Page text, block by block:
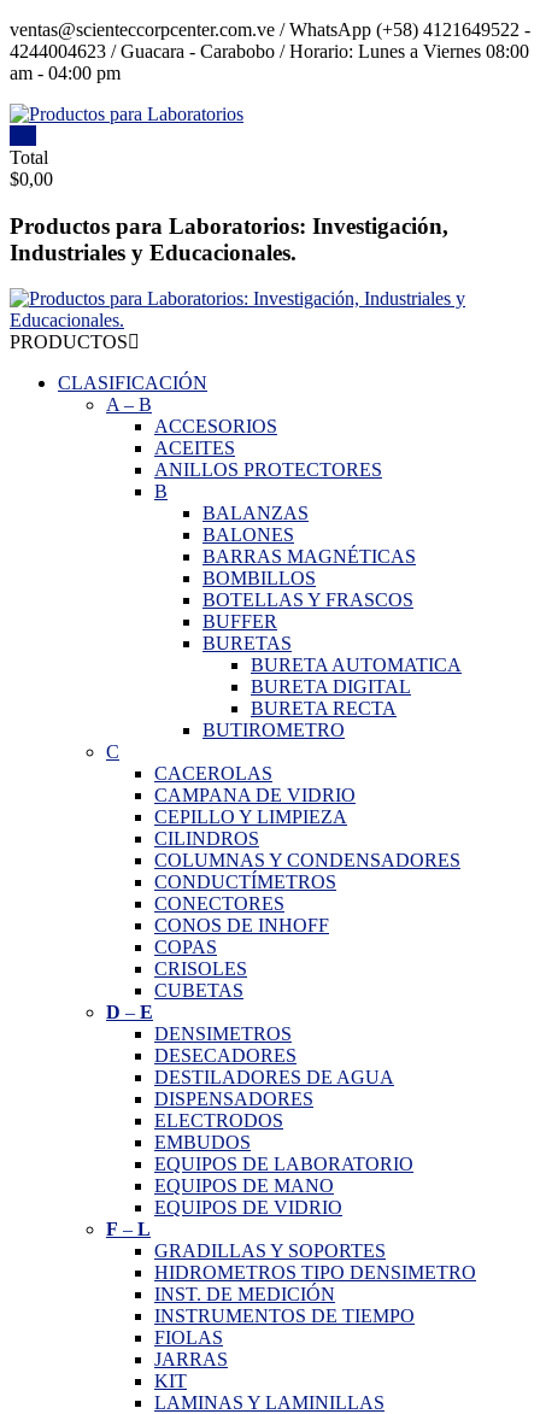
Saltar
contenido
ventas@scienteccorpcenter.com.ve / WhatsApp (+58) 4121649522 -
4244004623 / Guacara - Carabobo / Horario: Lunes a Viernes 08:00
am - 04:00 pm
Productos
para
Laboratorios
Investigación,
y
Educacionales.
Total
$0,00
Productos para Laboratorios: Investigación,
Industriales y Educacionales.
PRODUCTOS
CLASIFICACIÓN
A– B
ACCESORIOS
ACEITES
ANILLOS PROTECTORES
B
BALANZAS
BALONES
BARRAS MAGNÉTICAS
BOMBILLOS
BOTELLAS Y FRASCOS
BUFFER
BURETAS
BURETA AUTOMATICA
BURETA DIGITAL
BURETA RECTA
BUTIROMETRO
C
CACEROLAS
CAMPANA DE VIDRIO
CEPILLO Y LIMPIEZA
CILINDROS
COLUMNAS Y CONDENSADORES
CONDUCTÍMETROS
CONECTORES
CONOS DE INHOFF
COPAS
CRISOLES
CUBETAS
D – E
DENSIMETROS
DESECADORES
DESTILADORES DE AGUA
DISPENSADORES
ELECTRODOS
EMBUDOS
EQUIPOS DE LABORATORIO
EQUIPOS DE MANO
EQUIPOS DE VIDRIO
F – L
GRADILLAS Y SOPORTES
HIDROMETROS TIPO DENSIMETRO
INST. DE MEDICIÓN
INSTRUMENTOS DE TIEMPO
FIOLAS
JARRAS
KIT
LAMINAS Y LAMINILLAS